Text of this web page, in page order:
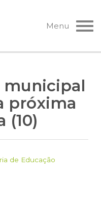
Menu
municipal
próxima
(10)
de Educação